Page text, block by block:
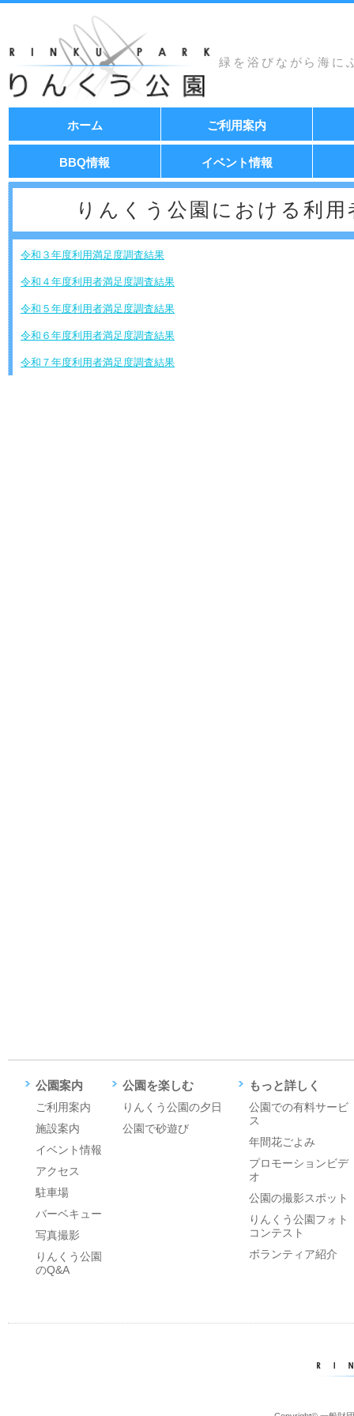
緑を浴びながら海に
テ
へ
移
動
ホーム ご利用案内
BBQ情報 イベント情報
りんくう公園における利
令和３年度利用満足度調査結果
令和４年度利用者満足度調査結果
令和５年度利用者満足度調査結果
令和６年度利用者満足度調査結果
令和７年度利用者満足度調査結果
公園案内
ご利用案内
施設案内
イベント情報
アクセス
駐車場
バーベキュー
写真撮影
りんくう公園
のQ&A
公園を楽しむ
りんくう公園の夕日
公園で砂遊び
もっと詳しく
公園での有料サービ
ス
年間花ごよみ
プロモーションビデ
オ
公園の撮影スポット
りんくう公園フォト
コンテスト
ボランティア紹介